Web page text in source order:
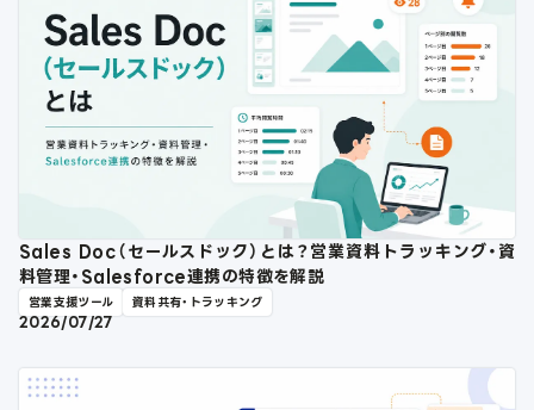
Sales Doc（セールスドック）とは？営業資料トラッキング・資
料管理・Salesforce連携の特徴を解説
営業支援ツール 資料共有・トラッキング
2026/07/27